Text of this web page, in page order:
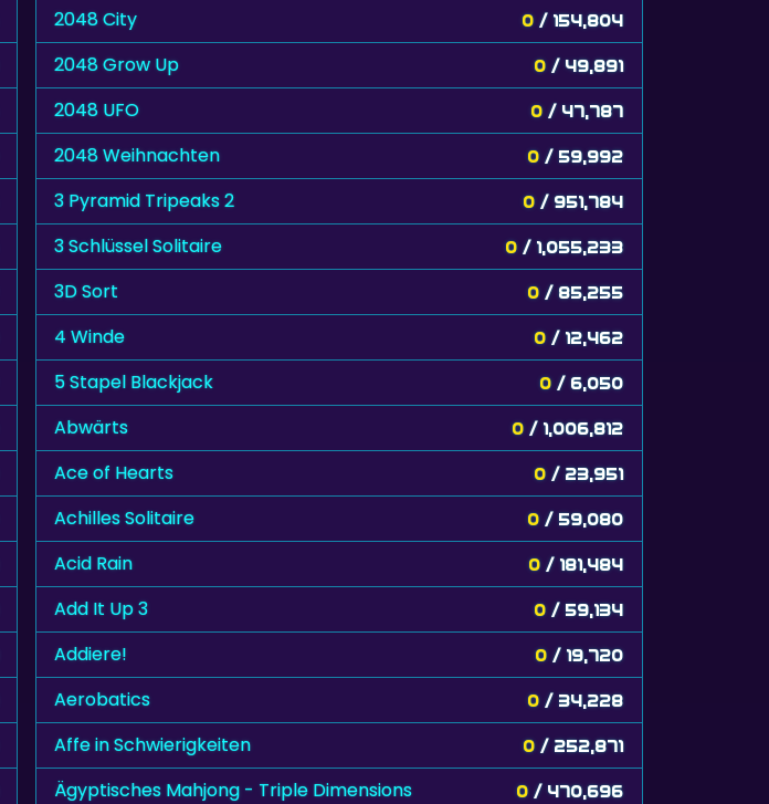
2048 City 0 / 154,804
2048 Grow Up 0 / 49,891
2048 UFO 0 / 47,787
2048 Weihnachten 0 / 59,992
3 Pyramid Tripeaks 2 0 / 951,784
3 Schlüssel Solitaire 0 / 1,055,233
3D Sort 0 / 85,255
4 Winde 0 / 12,462
5 Stapel Blackjack 0 / 6,050
Abwärts 0 / 1,006,812
Ace of Hearts 0 / 23,951
Achilles Solitaire 0 / 59,080
Acid Rain 0 / 181,484
Add It Up 3 0 / 59,134
Addiere! 0 / 19,720
Aerobatics 0 / 34,228
Affe in Schwierigkeiten 0 / 252,871
Ägyptisches Mahjong - Triple Dimensions 0 / 470,696